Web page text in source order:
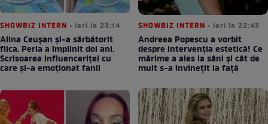
SHOWBIZ INTERN • ieri la 23:14
Alina Ceușan și-a sărbătorit
fiica. Perla a împlinit doi ani.
Scrisoarea influenceriței cu
care și-a emoționat fanii
SHOWBIZ INTERN • ieri la 22:43
Andreea Popescu a vorbit
despre intervenția estetică! Ce
mărime a ales la sâni și cât de
mult s-a învinețit la față